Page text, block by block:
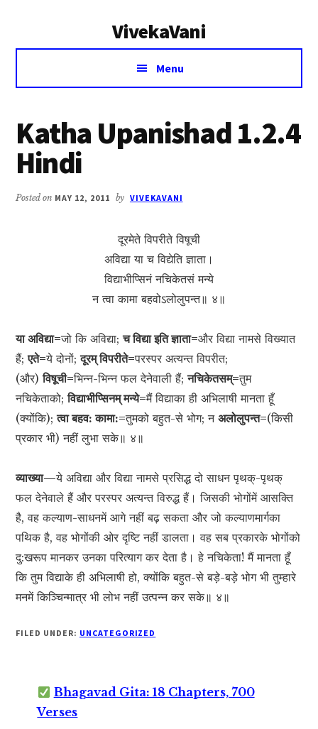
VivekaVani
Voice
Vivekananda
Menu
Katha Upanishad 1.2.4
Hindi
Posted on MAY 12, 2011 by VIVEKAVANI
दूरमेते विपरीते विषूची
अविद्या या च विद्येति ज्ञाता।
विद्याभीप्सिनं नचिकेतसं मन्ये
न त्वा कामा बहवोऽलोलुपन्त॥ ४॥
या अविद्या=जो कि अविद्या;च विद्या इति ज्ञाता=और विद्या नामसे विख्यात
हैं;एते=ये दोनों;दूरम् विपरीते=परस्पर अत्यन्त विपरीत;
(और)विषूची=भिन्न-भिन्न फल देनेवाली हैं;नचिकेतसम्=तुम
नचिकेताको;विद्याभीप्सिनम् मन्ये=मैं विद्याका ही अभिलाषी मानता हूँ
(क्योंकि);त्वा बहव: कामा:=तुमको बहुत-से भोग; नअलोलुपन्त=(किसी
प्रकार भी) नहीं लुभा सके॥ ४॥
व्याख्या—ये अविद्या और विद्या नामसे प्रसिद्ध दो साधन पृथक्-पृथक्
फल देनेवाले हैं और परस्पर अत्यन्त विरुद्ध हैं। जिसकी भोगोंमें आसक्ति
है, वह कल्याण-साधनमें आगे नहीं बढ़ सकता और जो कल्याणमार्गका
पथिक है, वह भोगोंकी ओर दृष्टि नहीं डालता। वह सब प्रकारके भोगोंको
दु:खरूप मानकर उनका परित्याग कर देता है। हे नचिकेता! मैं मानता हूँ
कि तुम विद्याके ही अभिलाषी हो, क्योंकि बहुत-से बड़े-बड़े भोग भी तुम्हारे
मनमें किञ्चिन्मात्र भी लोभ नहीं उत्पन्न कर सके॥ ४॥
FILED UNDER: UNCATEGORIZED
Bhagavad Gita: 18 Chapters, 700
Verses